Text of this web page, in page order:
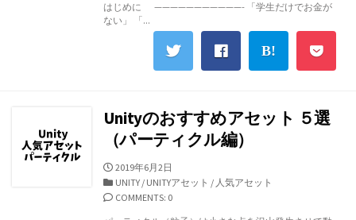
リ
ー
はじめに ———————————- 「学生だけでお金が
ない」 「...
Unityのおすすめアセット ５選
（パーティクル編）
公
開
日
2019年6月2日
カ
テ
UNITY / UNITYアセット / 人気アセット
COMMENTS: 0